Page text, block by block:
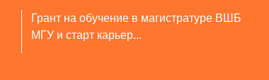
Грант на обучение в магистратуре ВШБ
МГУ и старт карьер...